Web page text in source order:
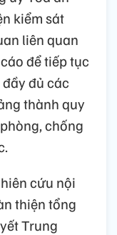
kiểm sát
liên quan
để tiếp tục
đủ các
thành quy
chống
cứu nội
thiện tổng
Trung